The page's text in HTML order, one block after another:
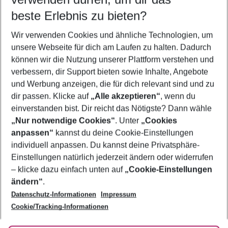
5-8 Nächte
2 Erwachsene Keine Kinder
Mehr Filter anzeigen
Footer
Footer navigation
Über uns
AGB
Bestpreisgarantie
Cookie-Einstellungen ändern
Cookie-Richtlinie
Agenturbetreuung
Barrierefreies Reisen
Folge uns
beste Erlebnis zu bieten?
Wir verwenden Cookies und ähnliche Technologien, um
unsere Webseite für dich am Laufen zu halten. Dadurch
können wir die Nutzung unserer Plattform verstehen und
verbessern, dir Support bieten sowie Inhalte, Angebote
und Werbung anzeigen, die für dich relevant sind und zu
dir passen. Klicke auf „Alle akzeptieren“, wenn du
einverstanden bist. Dir reicht das Nötigste? Dann wähle
„Nur notwendige Cookies“. Unter „Cookies
anpassen“ kannst du deine Cookie-Einstellungen
individuell anpassen. Du kannst deine Privatsphäre-
Einstellungen natürlich jederzeit ändern oder widerrufen
– klicke dazu einfach unten auf „Cookie-Einstellungen
ändern“.
Datenschutz-Informationen
Impressum
Cookie/Tracking-Informationen